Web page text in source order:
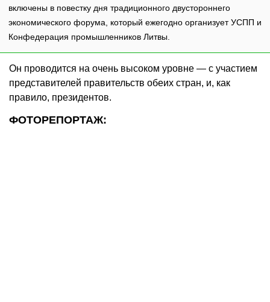
включены в повестку дня традиционного двустороннего
экономического форума, который ежегодно организует УСПП и
Конфедерация промышленников Литвы.
Он проводится на очень высоком уровне — с участием
представителей правительств обеих стран, и, как
правило, президентов.
ФОТОРЕПОРТАЖ: